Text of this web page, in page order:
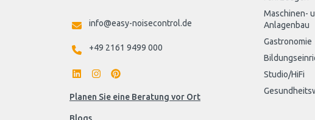
info@easy-noisecontrol.de
+49 2161 9499 000
Planen Sie eine Beratung vor Ort
Maschinen-
Anlagenbau
Gastronomie
Studio/HiFi